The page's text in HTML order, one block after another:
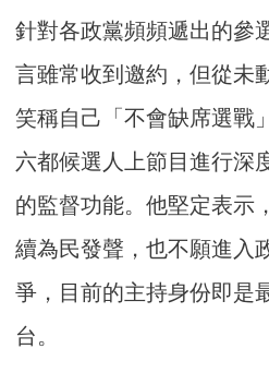
針對各政黨頻頻遞出的參
言雖常收到邀約，但從未
笑稱自己「不會缺席選戰
六都候選人上節目進行深
的監督功能。他堅定表示
續為民發聲，也不願進入
爭，目前的主持身份即是
台。